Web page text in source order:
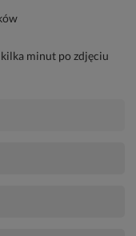
minut po zdjęciu